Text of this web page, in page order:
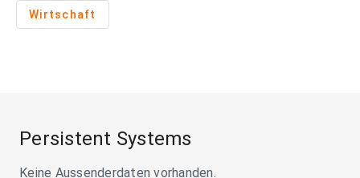
Wirtschaft
Persistent Systems
Keine Aussenderdaten vorhanden.